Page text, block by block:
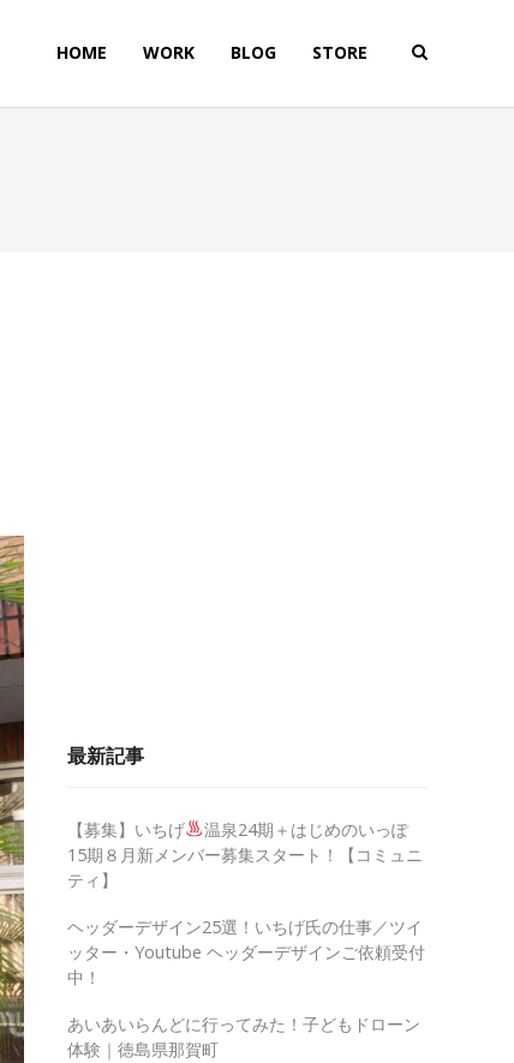
HOME WORK BLOG STORE
最新記事
【募集】いちげ
温泉24期＋はじめのいっぽ
15期８月新メンバー募集スタート！【コミュニ
ティ】
ヘッダーデザイン25選！いちげ氏の仕事／ツイ
ッター・Youtube ヘッダーデザインご依頼受付
中！
あいあいらんどに行ってみた！子どもドローン
体験｜徳島県那賀町